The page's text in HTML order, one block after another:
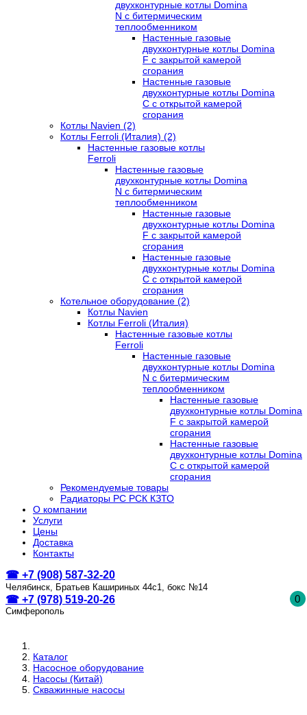
двухконтурные котлы Domina
N с битермическим
теплообменником
Настенные газовые
двухконтурные котлы Domina
F с закрытой камерой
сгорания
Настенные газовые
двухконтурные котлы Domina
C с открытой камерой
сгорания
Котлы Navien (2)
Котлы Ferroli (Италия) (2)
Настенные газовые котлы
Ferroli
Настенные газовые
двухконтурные котлы Domina
N с битермическим
теплообменником
Настенные газовые
двухконтурные котлы Domina
F с закрытой камерой
сгорания
Настенные газовые
двухконтурные котлы Domina
C с открытой камерой
сгорания
Котельное оборудование (2)
Котлы Navien
Котлы Ferroli (Италия)
Настенные газовые котлы
Ferroli
Настенные газовые
двухконтурные котлы Domina
N с битермическим
теплообменником
Настенные газовые
двухконтурные котлы Domina
F с закрытой камерой
сгорания
Настенные газовые
двухконтурные котлы Domina
C с открытой камерой
сгорания
Рекомендуемые товары
Радиаторы РС РСК КЗТО
О компании
Услуги
Цены
Доставка
Контакты
☎ +7 (908) 587-32-20
Челябинск, Братьев Кашириных 44с1, бокс №14
☎ +7 (978) 519-20-26
Симферополь
0
Каталог
Насосное оборудование
Насосы (Китай)
Скважинные насосы